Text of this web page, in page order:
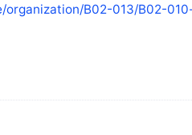
B02-013/B02-